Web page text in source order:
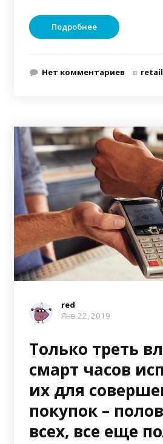
Подробнее
Нет комментариев в retail
red
Янв 22, 2019
Только треть
смарт часов
их для
покупок –
всех, все еще